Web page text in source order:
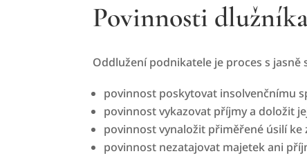
Povinnosti
Oddlužení podnikatele je proces s
povinnost poskytovat insolvenčnímu
povinnost vykazovat příjmy a doložit
povinnost vynaložit přiměřené úsilí
povinnost nezatajovat majetek ani